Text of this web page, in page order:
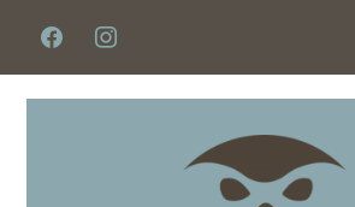
FACEBOOKINSTAGRAM